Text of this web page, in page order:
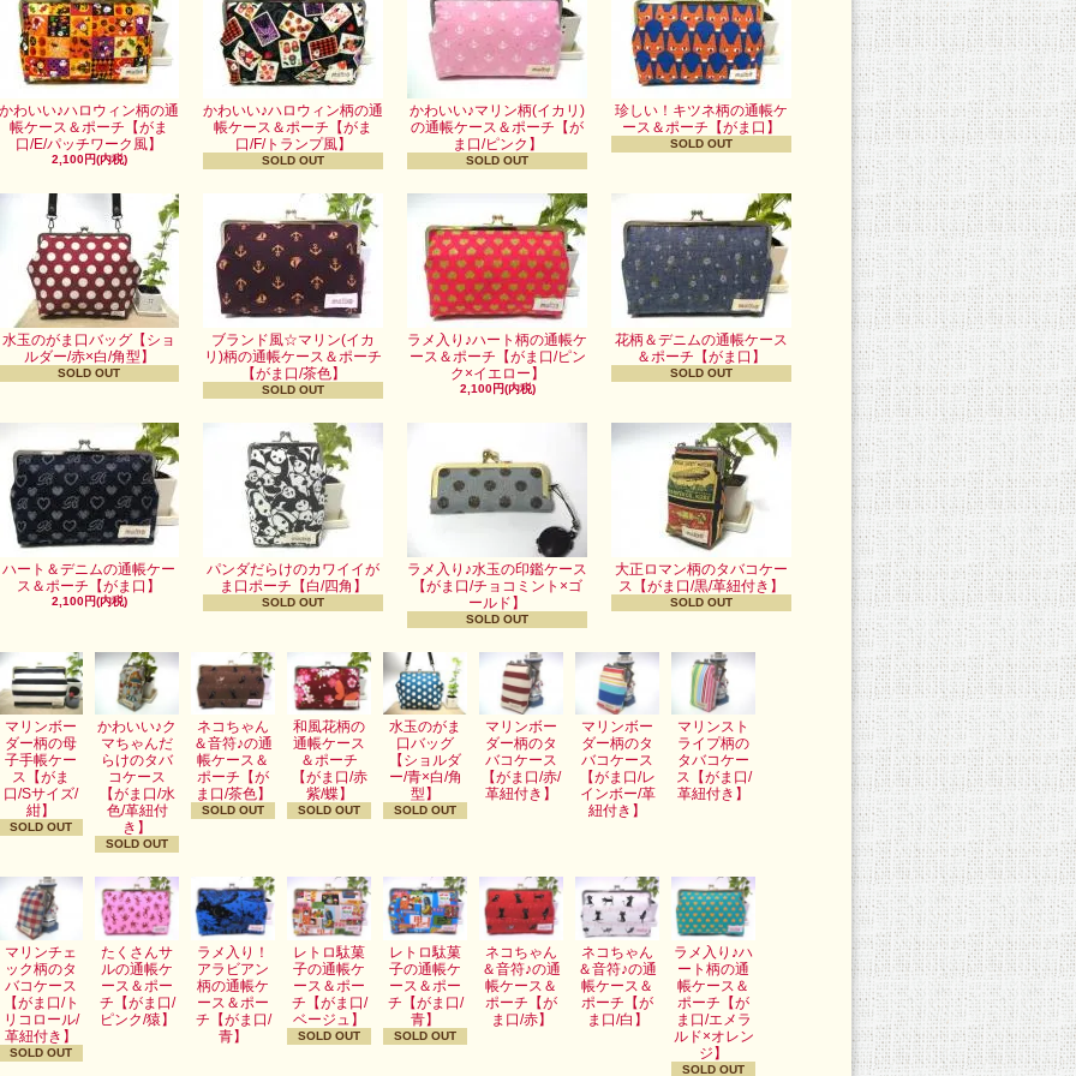
かわいい♪ハロウィン柄の通
帳ケース＆ポーチ【がま
口/E/パッチワーク風】
2,100円(内税)
かわいい♪ハロウィン柄の通
帳ケース＆ポーチ【がま
口/F/トランプ風】
SOLD OUT
かわいい♪マリン柄(イカリ)
の通帳ケース＆ポーチ【が
ま口/ピンク】
SOLD OUT
珍しい！キツネ柄の通帳ケ
ース＆ポーチ【がま口】
SOLD OUT
水玉のがま口バッグ【ショ
ルダー/赤×白/角型】
SOLD OUT
ブランド風☆マリン(イカ
リ)柄の通帳ケース＆ポーチ
【がま口/茶色】
SOLD OUT
ラメ入り♪ハート柄の通帳ケ
ース＆ポーチ【がま口/ピン
ク×イエロー】
2,100円(内税)
花柄＆デニムの通帳ケース
＆ポーチ【がま口】
SOLD OUT
ハート＆デニムの通帳ケー
ス＆ポーチ【がま口】
2,100円(内税)
パンダだらけのカワイイが
ま口ポーチ【白/四角】
SOLD OUT
ラメ入り♪水玉の印鑑ケース
【がま口/チョコミント×ゴ
ールド】
SOLD OUT
大正ロマン柄のタバコケー
ス【がま口/黒/革紐付き】
SOLD OUT
マリンボー
ダー柄の母
子手帳ケー
ス【がま
口/Sサイズ/
紺】
SOLD OUT
かわいい♪ク
マちゃんだ
らけのタバ
コケース
【がま口/水
色/革紐付
き】
SOLD OUT
ネコちゃん
＆音符♪の通
帳ケース＆
ポーチ【が
ま口/茶色】
SOLD OUT
和風花柄の
通帳ケース
＆ポーチ
【がま口/赤
紫/蝶】
SOLD OUT
水玉のがま
口バッグ
【ショルダ
ー/青×白/角
型】
SOLD OUT
マリンボー
ダー柄のタ
バコケース
【がま口/赤/
革紐付き】
マリンボー
ダー柄のタ
バコケース
【がま口/レ
インボー/革
紐付き】
マリンスト
ライプ柄の
タバコケー
ス【がま口/
革紐付き】
マリンチェ
ック柄のタ
バコケース
【がま口/ト
リコロール/
革紐付き】
SOLD OUT
たくさんサ
ルの通帳ケ
ース＆ポー
チ【がま口/
ピンク/猿】
ラメ入り！
アラビアン
柄の通帳ケ
ース＆ポー
チ【がま口/
青】
レトロ駄菓
子の通帳ケ
ース＆ポー
チ【がま口/
ベージュ】
SOLD OUT
レトロ駄菓
子の通帳ケ
ース＆ポー
チ【がま口/
青】
SOLD OUT
ネコちゃん
＆音符♪の通
帳ケース＆
ポーチ【が
ま口/赤】
ネコちゃん
＆音符♪の通
帳ケース＆
ポーチ【が
ま口/白】
ラメ入り♪ハ
ート柄の通
帳ケース＆
ポーチ【が
ま口/エメラ
ルド×オレン
ジ】
SOLD OUT